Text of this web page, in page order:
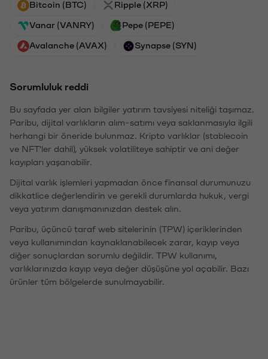
Bitcoin (BTC) Ripple (XRP)
Vanar (VANRY) Pepe (PEPE)
Avalanche (AVAX) Synapse (SYN)
Sorumluluk reddi
Bu sayfada yer alan bilgiler yatırım tavsiyesi niteliği taşımaz.
Paribu, dijital varlıkların alım-satımı veya saklanmasıyla ilgili
herhangi bir öneride bulunmaz. Kripto varlıklar (stablecoin
ve NFT'ler dahil), yüksek volatiliteye sahiptir ve ani değer
kayıpları yaşanabilir.
Dijital varlık işlemleri yapmadan önce finansal durumunuzu
dikkatlice değerlendirin ve gerekli durumlarda hukuk, vergi
veya yatırım danışmanınızdan destek alın.
Paribu, üçüncü taraf web sitelerinin (TPW) içeriklerinden
veya kullanımından kaynaklanabilecek zarar, kayıp veya
diğer sonuçlardan sorumlu değildir. TPW kullanımı,
varlıklarınızda kayıp veya değer düşüşüne yol açabilir. Bazı
ürünler tüm bölgelerde sunulmayabilir.